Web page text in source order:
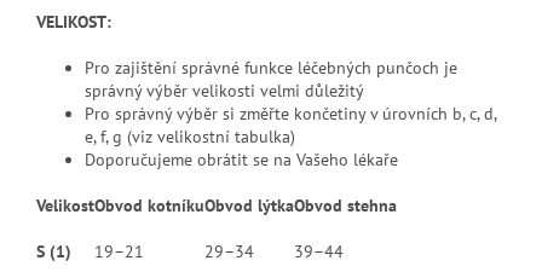
VELIKOST:
Pro zajištění správné funkce léčebných punčoch je
správný výběr velikosti velmi důležitý
Pro správný výběr si změřte končetiny v úrovních b, c, d,
e, f, g (viz velikostní tabulka)
Doporučujeme obrátit se na Vašeho lékaře
VelikostObvod kotníkuObvod lýtkaObvod stehna
S (1) 19–21 29–34 39–44